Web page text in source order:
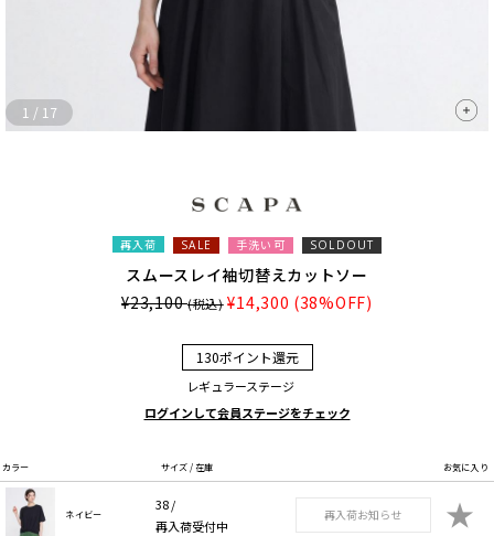
1 / 17
再入荷 SALE 手洗い可 SOLDOUT
スムースレイ袖切替えカットソー
¥23,100(税込) ¥14,300 (38%OFF)
130ポイント還元
レギュラーステージ
ログインして会員ステージをチェック
カラー サイズ / 在庫 お気に入り
ネイビー
38 /
再入荷受付中
再入荷お知らせ ★